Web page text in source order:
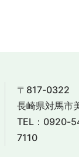
〒817-0322
長崎県対馬市
TEL： 0920-
7110